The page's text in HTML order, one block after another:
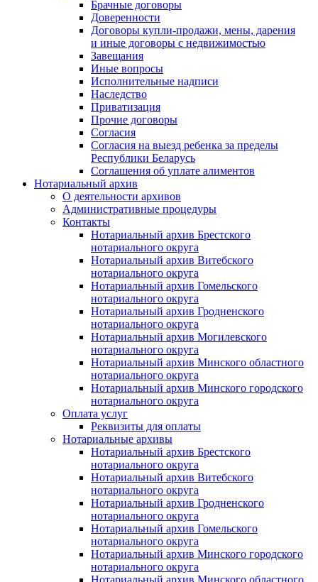
Брачные договоры
Доверенности
Договоры купли-продажи, мены, дарения
и иные договоры с недвижимостью
Завещания
Иные вопросы
Исполнительные надписи
Наследство
Приватизация
Прочие договоры
Согласия
Согласия на выезд ребенка за пределы
Республики Беларусь
Соглашения об уплате алиментов
Нотариальный архив
О деятельности архивов
Административные процедуры
Контакты
Нотариальный архив Брестского
нотариального округа
Нотариальный архив Витебского
нотариального округа
Нотариальный архив Гомельского
нотариального округа
Нотариальный архив Гродненского
нотариального округа
Нотариальный архив Могилевского
нотариального округа
Нотариальный архив Минского областного
нотариального округа
Нотариальный архив Минского городского
нотариального округа
Оплата услуг
Реквизиты для оплаты
Нотариальные архивы
Нотариальный архив Брестского
нотариального округа
Нотариальный архив Витебского
нотариального округа
Нотариальный архив Гродненского
нотариального округа
Нотариальный архив Гомельского
нотариального округа
Нотариальный архив Минского городского
нотариального округа
Нотариальный архив Минского областного